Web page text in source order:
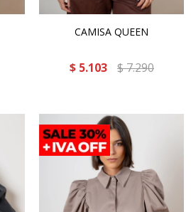
CAMISA QUEEN
$ 5.103 $7.290